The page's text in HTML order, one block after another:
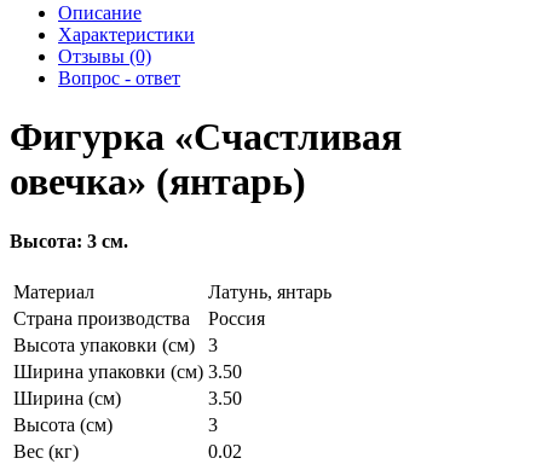
Описание
Характеристики
Отзывы (0)
Вопрос - ответ
Фигурка «Счастливая
овечка» (янтарь)
Высота: 3 см.
Материал
Латунь, янтарь
Страна производства
Россия
Высота упаковки (см)
3
Ширина упаковки (см) 3.50
Ширина (см)
3.50
Высота (см)
3
Вес (кг)
0.02